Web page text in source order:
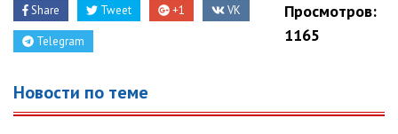
Share Tweet +1 VK
Telegram
Просмотров:
1165
Новости по теме